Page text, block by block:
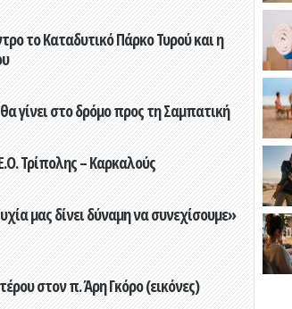
το Καταδυτικό Πάρκο Τυρού και η
γίνει στο δρόμο προς τη Σαμπατική
Τρίπολης – Καρκαλούς
μας δίνει δύναμη να συνεχίσουμε»
στον π. Άρη Γκόρο (εικόνες)